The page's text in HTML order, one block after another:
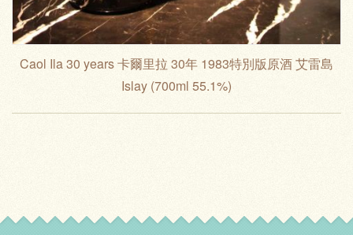
Caol Ila 30 years 卡爾里拉 30年 1983特別版原酒 艾雷島
Islay (700ml 55.1%)